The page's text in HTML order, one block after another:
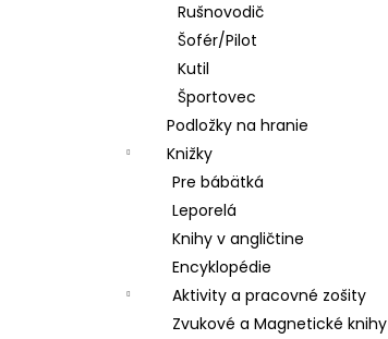
Rušnovodič
Šofér/Pilot
Kutil
Športovec
Podložky na hranie
Knižky
Pre bábätká
Leporelá
Knihy v angličtine
Encyklopédie
Aktivity a pracovné zošity
Zvukové a Magnetické knihy